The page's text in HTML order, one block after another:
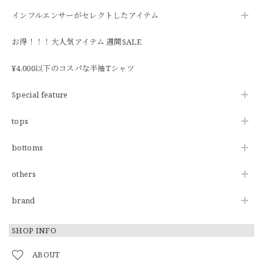
インフルエンサーがセレクトしたアイテム
お得！！！大人気アイテム 週間SALE
¥4,000以下のコスパな半袖Tシャツ
Special feature
tops
bottoms
others
brand
SHOP INFO
ABOUT